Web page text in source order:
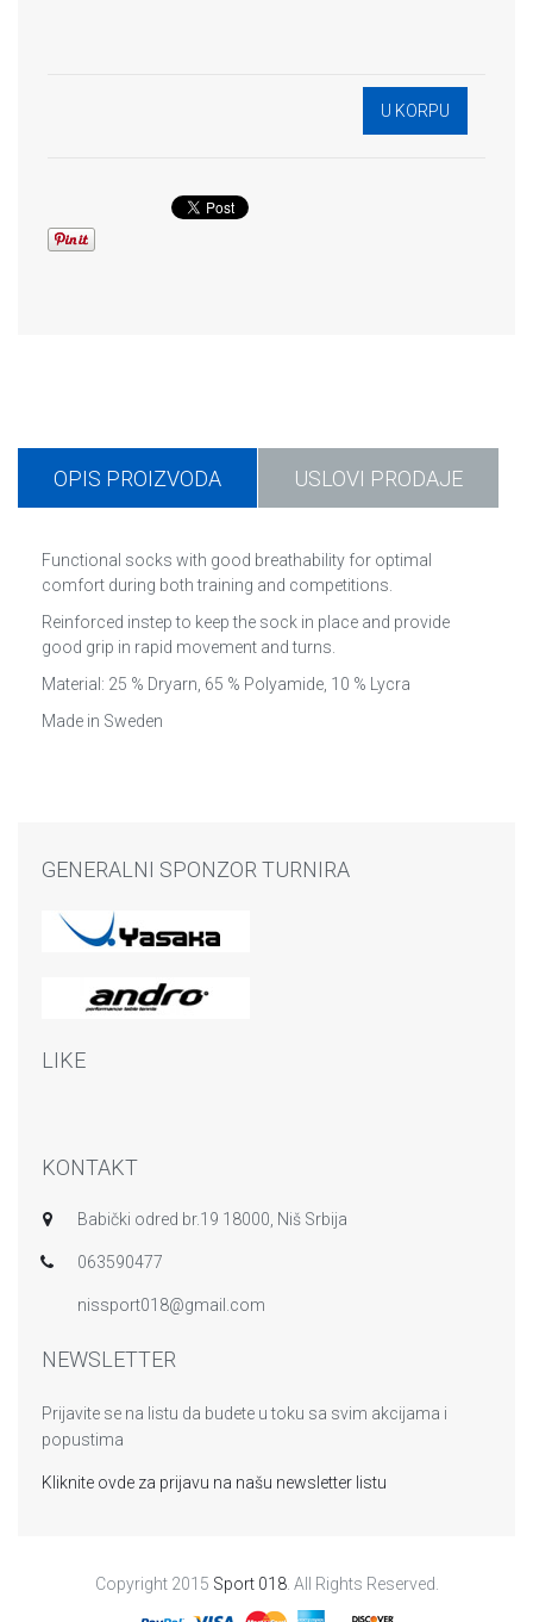
OPIS PROIZVODA USLOVI PRODAJE
Functional socks with good breathability for optimal
comfort during both training and competitions.
Reinforced instep to keep the sock in place and provide
good grip in rapid movement and turns.
Material: 25 % Dryarn, 65 % Polyamide, 10 % Lycra
Made in Sweden
GENERALNI SPONZOR TURNIRA
LIKE
KONTAKT
Babički odred br.19 18000, Niš Srbija
063590477
nissport018@gmail.com
NEWSLETTER
Prijavite se na listu da budete u toku sa svim akcijama i
popustima
Kliknite ovde za prijavu na našu newsletter listu
Copyright 2015 Sport 018. All Rights Reserved.